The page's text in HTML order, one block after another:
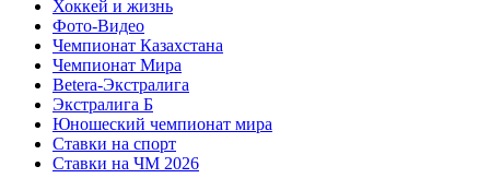
Хоккей и жизнь
Фото-Видео
Чемпионат Казахстана
Чемпионат Мира
Betera-Экстралига
Экстралига Б
Юношеский чемпионат мира
Ставки на спорт
Ставки на ЧМ 2026